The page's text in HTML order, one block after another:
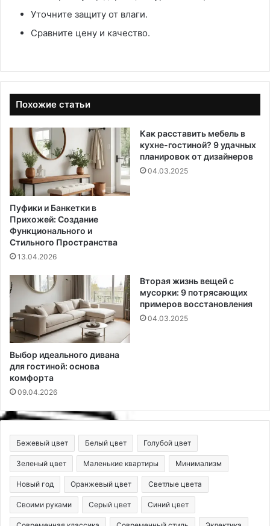
Уточните защиту от влаги.
Сравните цену и качество.
Похожие статьи
Пуфики и Банкетки в
Прихожей: Создание
Функционального и
Стильного Пространства
13.04.2026
Как расставить мебель в
кухне-гостиной? 9 удачных
планировок от дизайнеров
04.03.2025
Выбор идеального дивана
для гостиной: основа
комфорта
09.04.2026
Вторая жизнь вещей с
мусорки: 9 потрясающих
примеров восстановления
04.03.2025
Бежевый цвет Белый цвет Голубой цвет
Зеленый цвет Маленькие квартиры Минимализм
Новый год Оранжевый цвет Светлые цвета
Своими руками Серый цвет Синий цвет